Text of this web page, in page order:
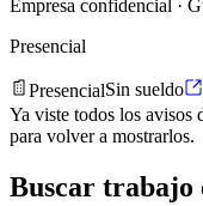
Empresa confidencial ·
Presencial
PresencialSin sueldo
Ya viste todos los avisos
para volver a mostrarlos.
Buscar trabajo